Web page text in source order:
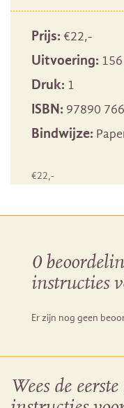
Prijs: €22,-
Uitvoering:
Druk: 1
ISBN: 97890
Bindwijze:
€22,-
0
instructies
Er zijn nog geen
Wees de